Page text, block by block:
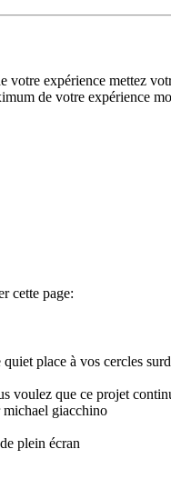
votre expérience mettez
de votre expérience
cette page:
place à vos cercles
que ce projet
michael giacchino
plein écran